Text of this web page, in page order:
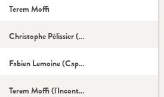
Terem Moffi
Christophe Pélissier (Coach)
Fabien Lemoine (Capitaine)
Terem Moffi (l'Incontournable)